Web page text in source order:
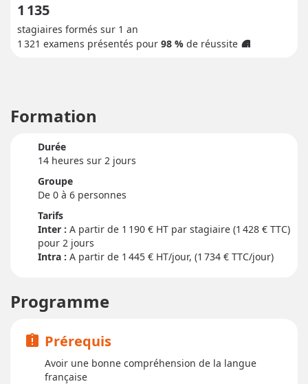
1 135
stagiaires formés sur 1 an
1 321 examens présentés pour 98 % de réussite info
Formation
Durée
14 heures sur 2 jours
Groupe
De 0 à 6 personnes
Tarifs
Inter :
1 190 € HT par stagiaire (1 428 € TTC)
pour 2 jours
Intra : A partir de 1 445 € HT/jour, (1 734 € TTC/jour)
Programme
assignment_late Prérequis
Avoir une bonne compréhension de la langue
française